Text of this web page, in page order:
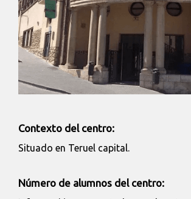
Contexto del centro:
Situado en Teruel capital.
Número de alumnos del centro: